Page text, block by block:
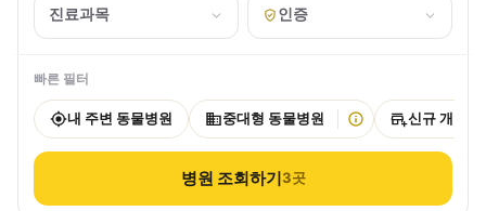
진료과목 인증
빠른 필터
내 주변 동물병원 중대형 동물병원 신규 개원
병원 조회하기3곳